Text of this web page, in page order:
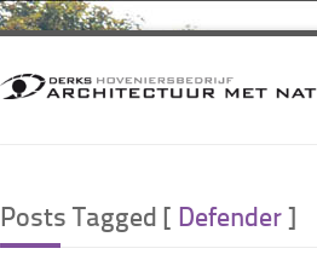
Posts Tagged [ Defender]